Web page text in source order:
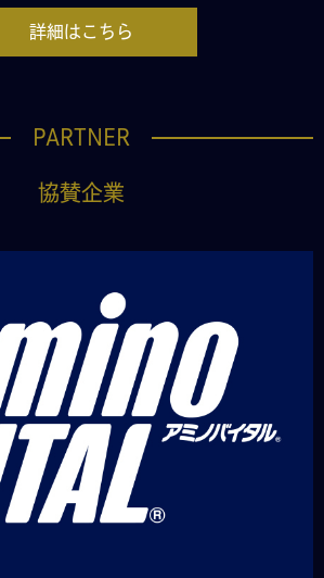
詳細はこちら
PARTNER
協賛企業